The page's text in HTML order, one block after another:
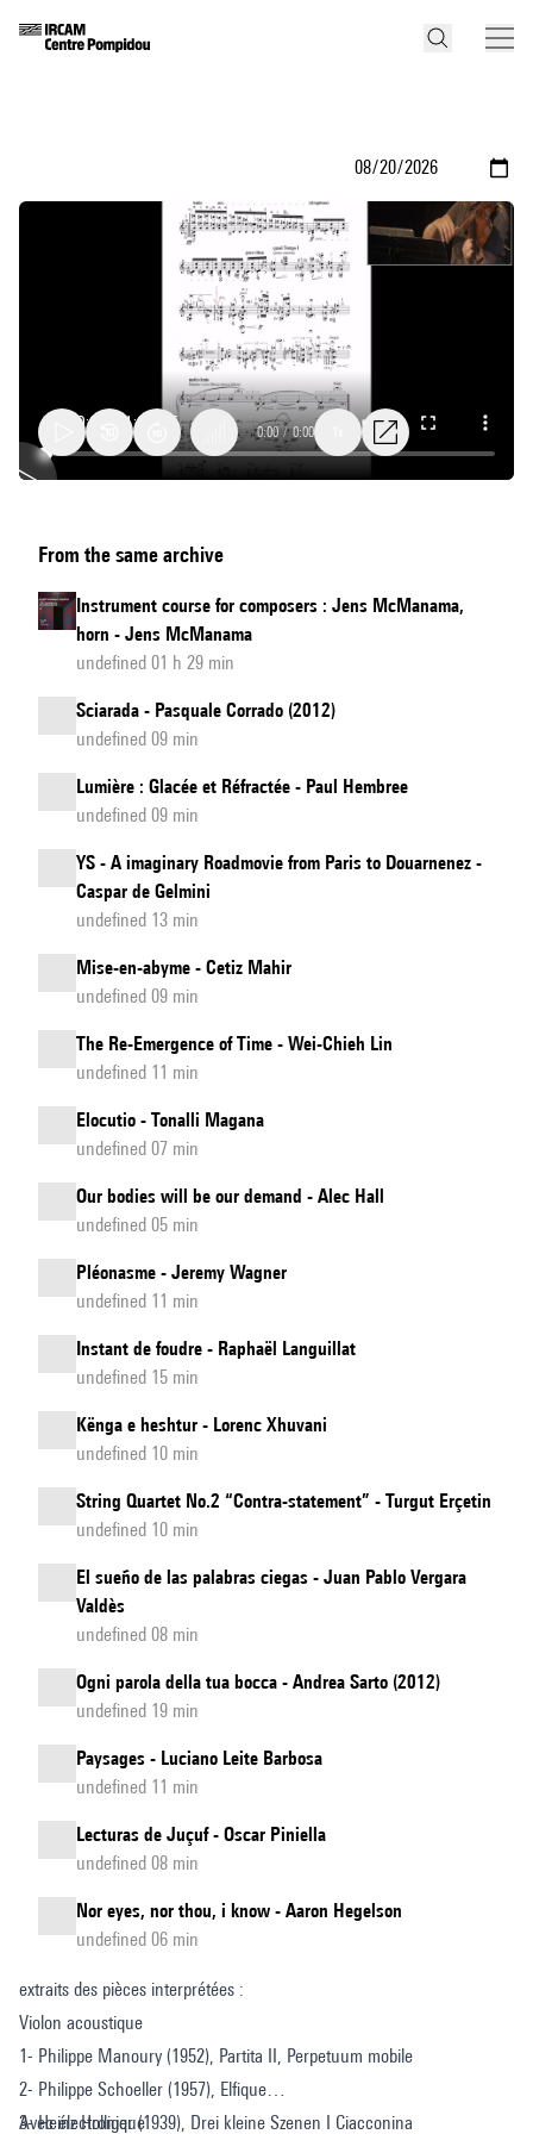
instrumentaux
pour
compositeur
Jeanne-
Marie
violon
0:00 / 0:00
From the same archive
Instrument course for composers : Jens McManama,
horn - Jens McManama
undefined 01 h 29 min
Sciarada - Pasquale Corrado (2012)
undefined 09 min
Lumière : Glacée et Réfractée - Paul Hembree
undefined 09 min
YS - A imaginary Roadmovie from Paris to Douarnenez -
Caspar de Gelmini
undefined 13 min
Mise-en-abyme - Cetiz Mahir
undefined 09 min
The Re-Emergence of Time - Wei-Chieh Lin
undefined 11 min
Elocutio - Tonalli Magana
undefined 07 min
Our bodies will be our demand - Alec Hall
undefined 05 min
Pléonasme - Jeremy Wagner
undefined 11 min
Instant de foudre - Raphaël Languillat
undefined 15 min
Kënga e heshtur - Lorenc Xhuvani
undefined 10 min
String Quartet No.2 “Contra-statement” - Turgut Erçetin
undefined 10 min
El sueño de las palabras ciegas - Juan Pablo Vergara
Valdès
undefined 08 min
Ogni parola della tua bocca - Andrea Sarto (2012)
undefined 19 min
Paysages - Luciano Leite Barbosa
undefined 11 min
Lecturas de Juçuf - Oscar Piniella
undefined 08 min
Nor eyes, nor thou, i know - Aaron Hegelson
undefined 06 min
extraits des pièces interprétées :
Violon acoustique
1- Philippe Manoury (1952), Partita II, Perpetuum mobile
2- Philippe Schoeller (1957), Elfique
3- Heinz Holliger (1939), Drei kleine Szenen I Ciacconina
Avec électronique